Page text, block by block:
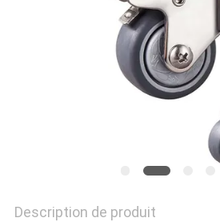
Description de produit